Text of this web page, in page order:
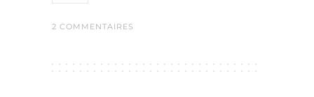
2 COMMENTAIRES